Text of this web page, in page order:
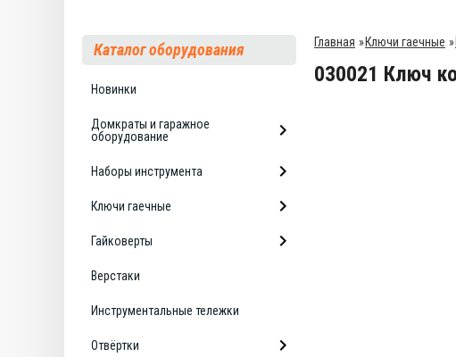
Каталог оборудования
Новинки
Домкраты и гаражное
оборудование
Наборы инструмента
Ключи гаечные
Гайковерты
Верстаки
Инструментальные тележки
Отвёртки
Главная »Ключи гаечные »
030021 Ключ